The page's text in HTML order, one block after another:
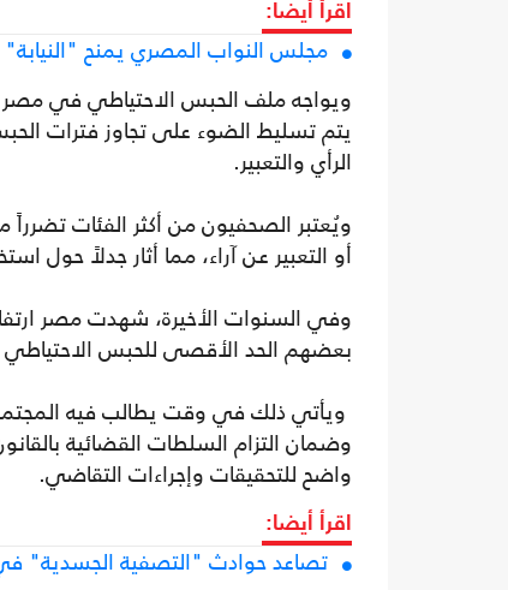
اقرأ أيضا:
مجلس النواب المصري يمنح
ويواجه ملف الحبس الاحتياطي في مصر
يتم تسليط الضوء على تجاوز فترات
الرأي والتعبير.
ويُعتبر الصحفيون من أكثر الفئات
أو التعبير عن آراء، مما أثار جدلاً حول
وفي السنوات الأخيرة، شهدت مصر
بعضهم الحد الأقصى للحبس الاحتياطي
ويأتي ذلك في وقت يطالب فيه المجتمع
وضمان التزام السلطات القضائية
واضح للتحقيقات وإجراءات التقاضي.
اقرأ أيضا:
تصاعد حوادث "التصفية الجسدية" في